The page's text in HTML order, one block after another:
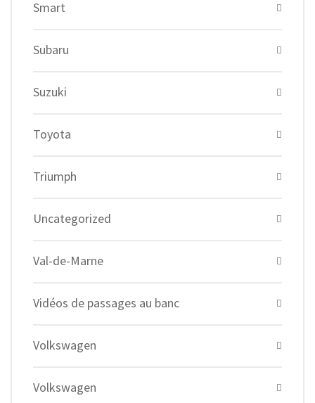
Smart
Subaru
Suzuki
Toyota
Triumph
Uncategorized
Val-de-Marne
Vidéos de passages au banc
Volkswagen
Volkswagen